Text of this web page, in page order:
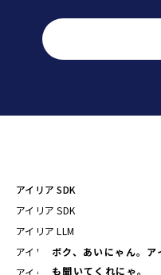
ボク、あいにゃん。
も聞いてくれにゃ。
アイリア SDK
アイリア SDK
アイリア LLM
アイリア AI Voice
アイリア AI Speech